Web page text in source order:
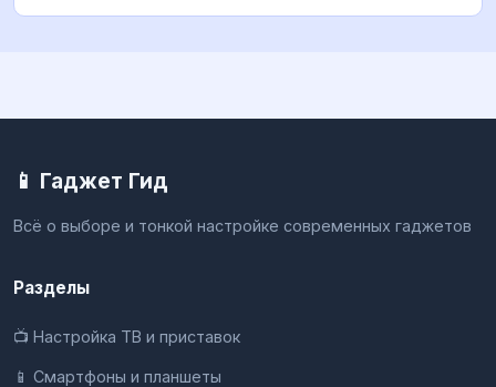
📱 Гаджет Гид
Всё о выборе и тонкой настройке современных гаджетов
Разделы
📺 Настройка ТВ и приставок
📱 Смартфоны и планшеты